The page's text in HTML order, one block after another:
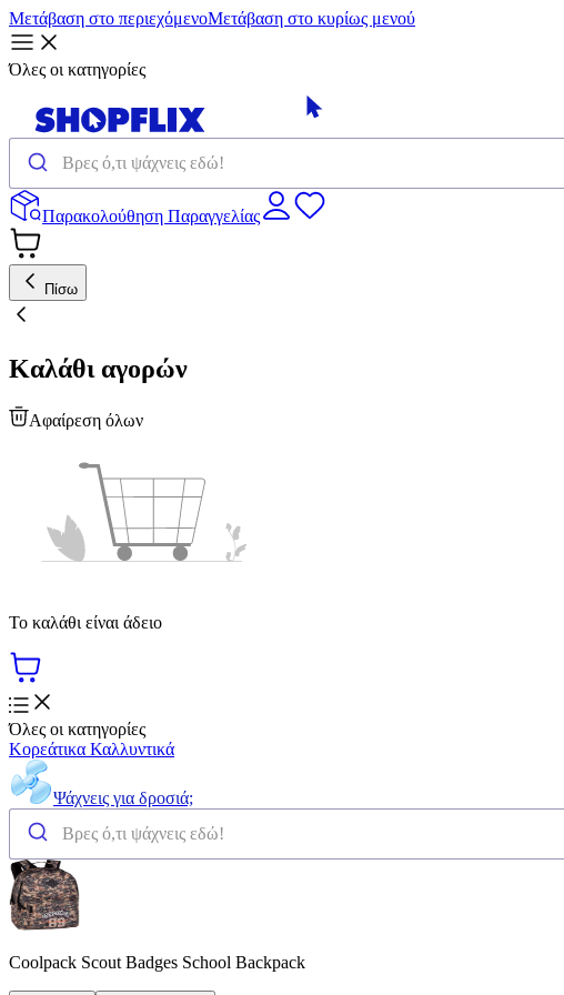
Μετάβαση στο περιεχόμενοΜετάβαση στο κυρίως μενού
Όλες οι κατηγορίες
Παρακολούθηση Παραγγελίας
Πίσω
Καλάθι αγορών
Αφαίρεση όλων
Το καλάθι είναι άδειο
Όλες οι κατηγορίες
Κορεάτικα Καλλυντικά
Ψάχνεις για δροσιά;
Coolpack Scout Badges School Backpack